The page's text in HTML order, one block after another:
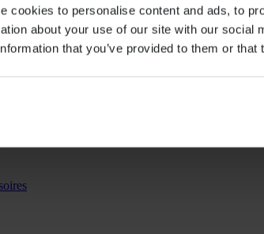
cookies to personalise content and ads, to
about your use of our site with our
that you’ve provided to them or